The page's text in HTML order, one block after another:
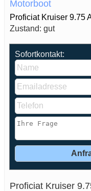
Motorboot
Proficiat Kruiser 9.75
Zustand: gut
Sofortkontakt:
Proficiat Kruiser